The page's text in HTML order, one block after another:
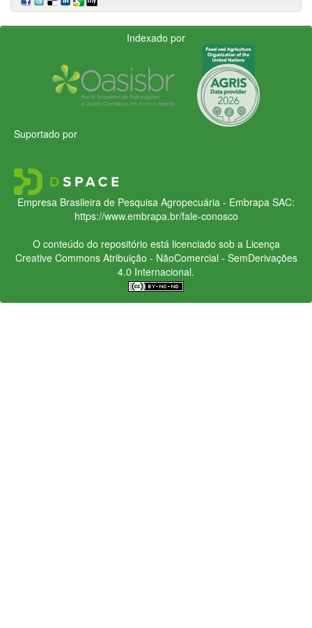
Indexado por
Suportado por
Empresa Brasileira de Pesquisa Agropecuária - Embrapa SAC:
https://www.embrapa.br/fale-conosco
O conteúdo do repositório está licenciado sob a Licença
Creative CommonsAtribuição - NãoComercial - SemDerivações
4.0 Internacional.